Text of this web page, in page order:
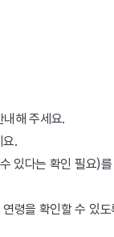
해 주세요.
요.
있다는 확인 필요)
령을 확인할 수 있